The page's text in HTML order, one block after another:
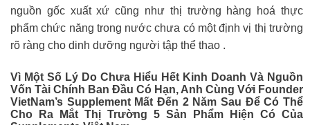
nguồn gốc xuất xứ cũng như thị trường hàng hoá thực
phẩm chức năng trong nước chưa có một định vị thị trường
rõ ràng cho dinh dưỡng người tập thể thao .
Vì Một Số Lý Do Chưa Hiểu Hết Kinh Doanh Và Nguồn
Vốn Tài Chính Ban Đầu Có Hạn, Anh Cùng Với Founder
VietNam’s SupplementMất Đến 2 Năm Sau Để Có Thể
Cho Ra Mắt Thị Trường 5 Sản Phẩm Hiện Có Của